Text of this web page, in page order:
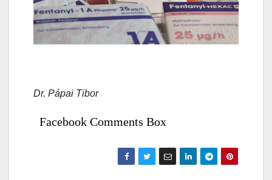
Dr. Pápai Tibor
Facebook Comments Box